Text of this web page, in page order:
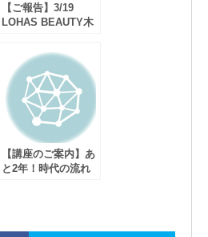
【ご報告】3/19
LOHAS BEAUTY木
【講座のご案内】あ
と2年！時代の流れ